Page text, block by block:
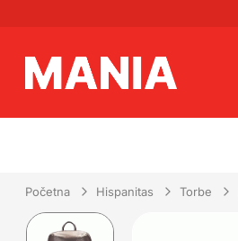
Početna Hispanitas Torbe